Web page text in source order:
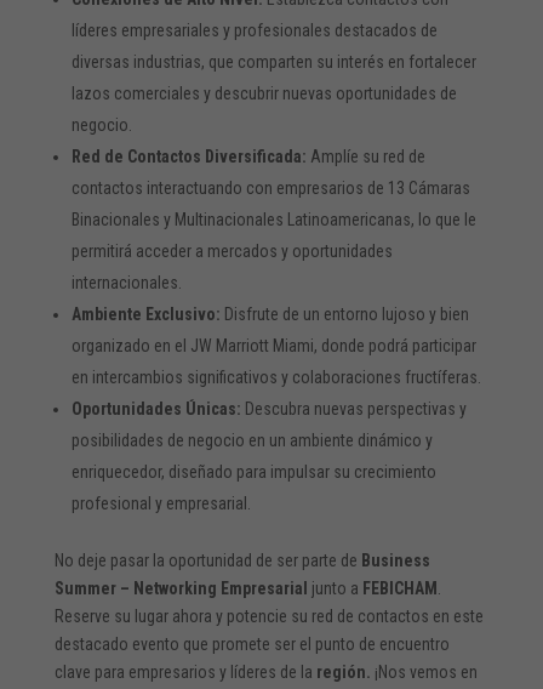
líderes empresariales y profesionales destacados de
diversas industrias, que comparten su interés en fortalecer
lazos comerciales y descubrir nuevas oportunidades de
negocio.
Red de Contactos Diversificada: Amplíe su red de
contactos interactuando con empresarios de 13 Cámaras
Binacionales y Multinacionales Latinoamericanas, lo que le
permitirá acceder a mercados y oportunidades
internacionales.
Ambiente Exclusivo: Disfrute de un entorno lujoso y bien
organizado en el JW Marriott Miami, donde podrá participar
en intercambios significativos y colaboraciones fructíferas.
Oportunidades Únicas: Descubra nuevas perspectivas y
posibilidades de negocio en un ambiente dinámico y
enriquecedor, diseñado para impulsar su crecimiento
profesional y empresarial.
No deje pasar la oportunidad de ser parte de Business
Summer – Networking Empresarial junto a FEBICHAM
Reserve su lugar ahora y potencie su red de contactos en este
destacado evento que promete ser el punto de encuentro
clave para empresarios y líderes de la región. ¡Nos vemos en